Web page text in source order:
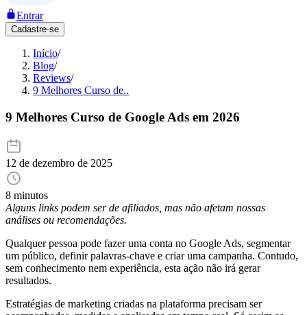
Entrar
Cadastre-se
Início/
Blog/
Reviews/
9 Melhores Curso de..
9 Melhores Curso de Google Ads em 2026
12 de dezembro de 2025
8 minutos
Alguns links podem ser de afiliados, mas não afetam nossas
análises ou recomendações.
Qualquer pessoa pode fazer uma conta no Google Ads, segmentar
um público, definir palavras-chave e criar uma campanha. Contudo,
sem conhecimento nem experiência, esta ação não irá gerar
resultados.
Estratégias de marketing criadas na plataforma precisam ser